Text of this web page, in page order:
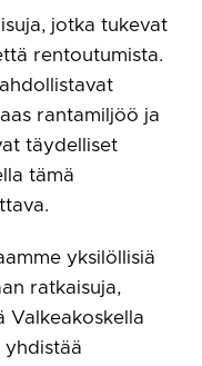
jotka tukevat
rentoutumista.
rantamiljöö ja
täydelliset
tämä
yksilöllisiä
ratkaisuja,
Valkeakoskella
yhdistää